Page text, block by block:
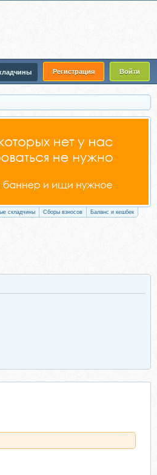
Регистрация Войти
складчины Сборы взносов Баланс и кешбек